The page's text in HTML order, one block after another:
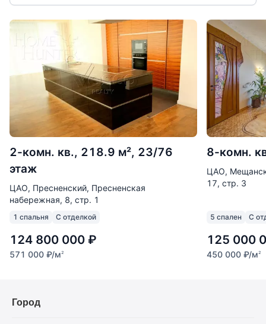
2-комн. кв., 218.9 м², 23/76
этаж
ЦАО, Пресненский, Пресненская
набережная, 8, стр. 1
1 спальня С отделкой
124 800 000 ₽
571 000 ₽/м2
8-комн.
ЦАО,
17, стр. 3
5 спален С
125 000
450 000 ₽/м2
Город